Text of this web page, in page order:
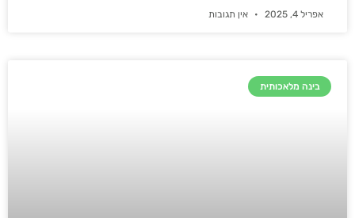
אפריל 4, 2025 אין תגובות
בינה מלאכותית